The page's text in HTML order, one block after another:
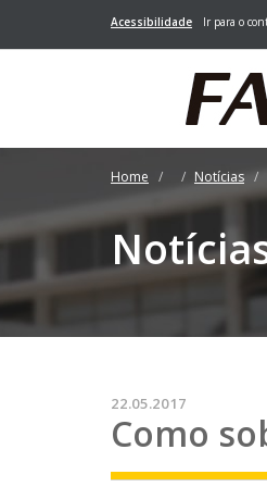
Acessibilidade Ir para o
Home Notícias
22.05.2017
Como